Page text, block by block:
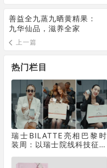
善益全九蒸九晒黄精果：
九华仙品，滋养全家
上一篇
热门栏目
瑞士BILATTE亮相巴黎时
装周：以瑞士院线科技征服
挚荐